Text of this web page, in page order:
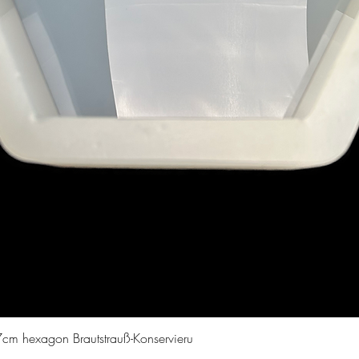
Schnellansicht
hexagon Brautstrauß-Konservieru